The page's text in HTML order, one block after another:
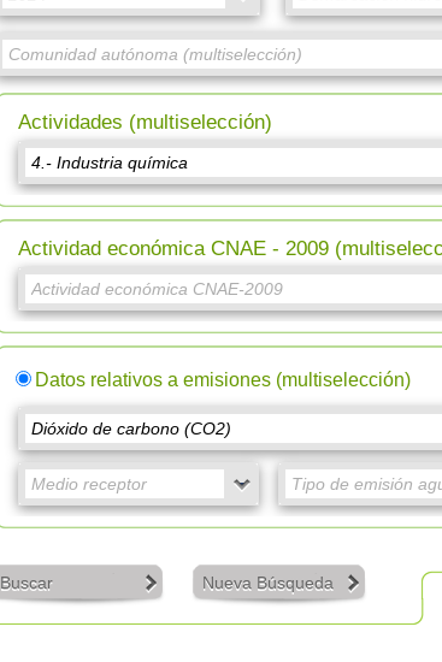
Actividades (multiselección)
Actividad económica CNAE - 2009
Datos relativos a emisiones (multiselección)
Buscar
Nueva Búsqueda